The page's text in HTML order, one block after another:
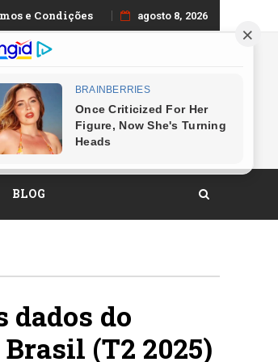
e Condições agosto 8, 2026
BLOG
do
(T2 2025)